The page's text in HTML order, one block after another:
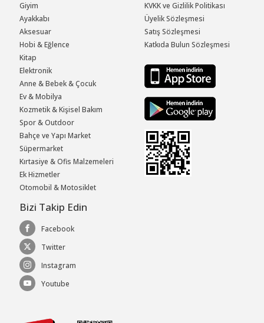
Giyim
Ayakkabı
Aksesuar
Hobi & Eğlence
Kitap
Elektronik
Anne & Bebek & Çocuk
Ev & Mobilya
Kozmetik & Kişisel Bakım
Spor & Outdoor
Bahçe ve Yapı Market
Süpermarket
Kırtasiye & Ofis Malzemeleri
Ek Hizmetler
Otomobil & Motosiklet
KVKK ve Gizlilik Politikası
Üyelik Sözleşmesi
Satış Sözleşmesi
Katkıda Bulun Sözleşmesi
Bizi Takip Edin
Facebook
Twitter
Instagram
Youtube